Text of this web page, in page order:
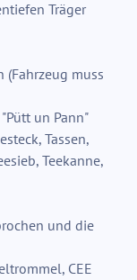
Träger
muss
un Pann"
Tassen,
Teekanne,
und die
CEE